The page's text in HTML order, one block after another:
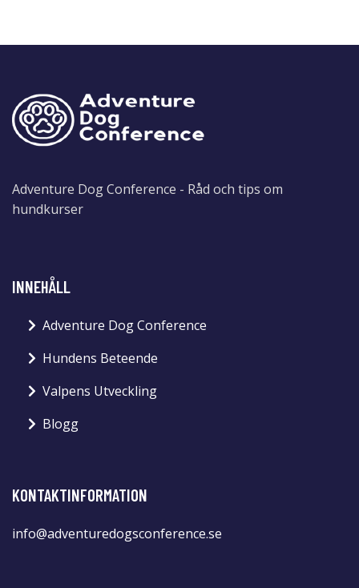
Adventure Dog Conference - Råd och tips om
hundkurser
INNEHÅLL
Adventure Dog Conference
Hundens Beteende
Valpens Utveckling
Blogg
KONTAKTINFORMATION
info@adventuredogsconference.se